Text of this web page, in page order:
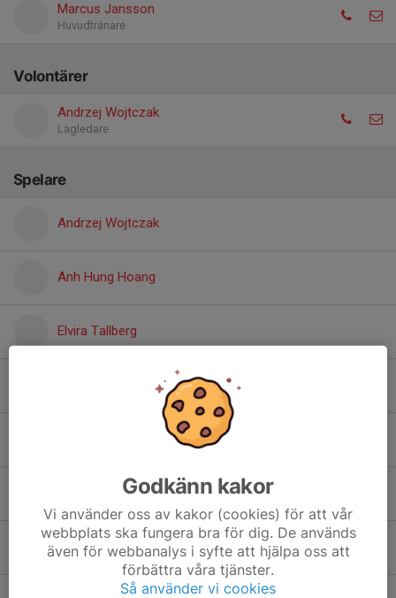
Marcus Jansson
Huvudtränare
Volontärer
Andrzej Wojtczak
Lagledare
Spelare
Andrzej Wojtczak
Anh Hung Hoang
Elvira Tallberg
Hoang Min Pham
Kevin Ahlgren
Linus Lennartsson
Godkänn kakor
Vi använder oss av kakor (cookies) för att vår
webbplats ska fungera bra för dig. De används
även för webbanalys i syfte att hjälpa oss att
förbättra våra tjänster.
Så använder vi cookies